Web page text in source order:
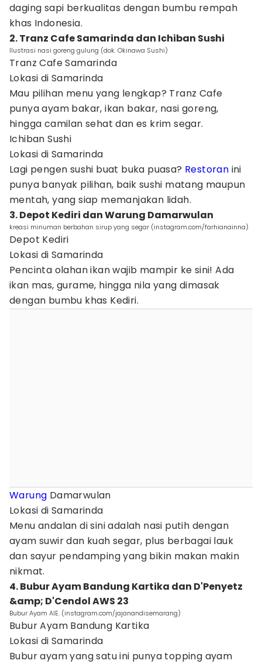
daging sapi berkualitas dengan bumbu rempah
khas Indonesia.
2. Tranz Cafe Samarinda dan Ichiban Sushi
Ilustrasi nasi goreng gulung (dok. Okinawa Sushi)
Tranz Cafe Samarinda
Lokasi di Samarinda
Mau pilihan menu yang lengkap? Tranz Cafe
punya ayam bakar, ikan bakar, nasi goreng,
hingga camilan sehat dan es krim segar.
Ichiban Sushi
Lokasi di Samarinda
Lagi pengen sushi buat buka puasa? Restoran ini
punya banyak pilihan, baik sushi matang maupun
mentah, yang siap memanjakan lidah.
3. Depot Kediri dan Warung Damarwulan
kreasi minuman berbahan sirup yang segar (instagram.com/farhianainna)
Depot Kediri
Lokasi di Samarinda
Pencinta olahan ikan wajib mampir ke sini! Ada
ikan mas, gurame, hingga nila yang dimasak
dengan bumbu khas Kediri.
Warung Damarwulan
Lokasi di Samarinda
Menu andalan di sini adalah nasi putih dengan
ayam suwir dan kuah segar, plus berbagai lauk
dan sayur pendamping yang bikin makan makin
nikmat.
4. Bubur Ayam Bandung Kartika dan D'Penyetz
&amp; D'Cendol AWS 23
Bubur Ayam AIE. (instagram.com/jajanandisemarang)
Bubur Ayam Bandung Kartika
Lokasi di Samarinda
Bubur ayam yang satu ini punya topping ayam